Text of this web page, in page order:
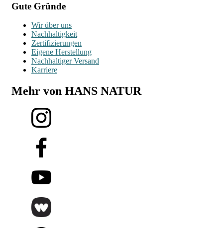
Gute Gründe
Wir über uns
Nachhaltigkeit
Zertifizierungen
Eigene Herstellung
Nachhaltiger Versand
Karriere
Mehr von HANS NATUR